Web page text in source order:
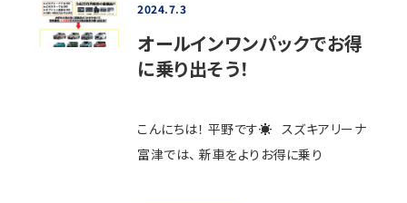
2024.7.3
オールインワンパックでお得
に乗り出そう！
こんにちは！ 平野です☀ スズキアリーナ
富津では、 新車をよりお得に乗り